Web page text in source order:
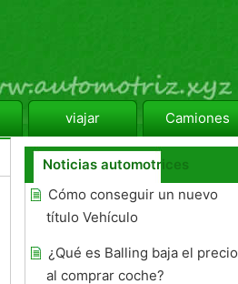
viajar Camiones
Noticias automotrices
Cómo conseguir un nuevo
título Vehículo
¿Qué es Balling baja el precio
al comprar coche?